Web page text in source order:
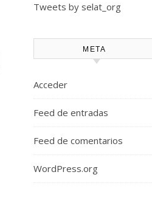
Tweets by selat_org
META
Acceder
Feed de entradas
Feed de comentarios
WordPress.org